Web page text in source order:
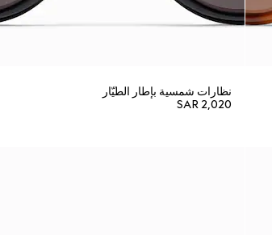
نظارات شمسية بإطار الطيّار
SAR 2,020